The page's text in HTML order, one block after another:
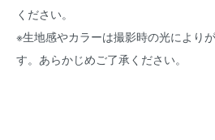
ください。
※生地感やカラーは撮影時の光により
す。あらかじめご了承ください。